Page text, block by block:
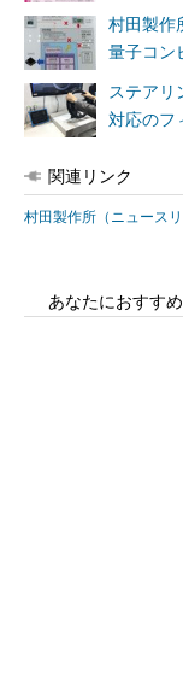
村田製作
量子コン
ステア
対応のフ
関連リンク
村田製作所（ニュースリ
あなたにおすすめ